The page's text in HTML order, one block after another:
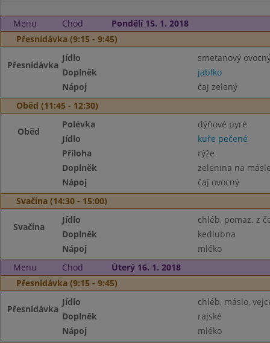
Menu Chod
Pondělí 15. 1. 2018
Přesnídávka (9:15 - 9:45)
Přesnídávka
Jídlo
smetanový
Doplněk
jablko
Nápoj
čaj zelený
Oběd (11:45 - 12:30)
Oběd
Polévka
dýňové pyré
Jídlo
kuře pečené
Příloha
rýže
Doplněk
zelenina na
Nápoj
čaj ovocný
Svačina (14:30 - 15:00)
Svačina
Jídlo
chléb, pomaz. z
Doplněk
kedlubna
Nápoj
mléko
Menu
Chod
Úterý 16. 1. 2018
Přesnídávka (9:15 - 9:45)
Přesnídávka
Jídlo
chléb, máslo,
Doplněk
rajské
Nápoj
mléko